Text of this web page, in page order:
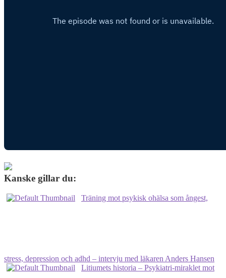
Kanske gillar du:
Träning mot psykisk ohälsa som ångest,
stress, depression och adhd – intervju med läkaren Anders Hansen
Litiumets historia ‒ Psykiatri-miraklet mot